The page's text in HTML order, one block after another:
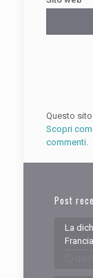
Questo
Scopri
commenti.
Post
La
Francia